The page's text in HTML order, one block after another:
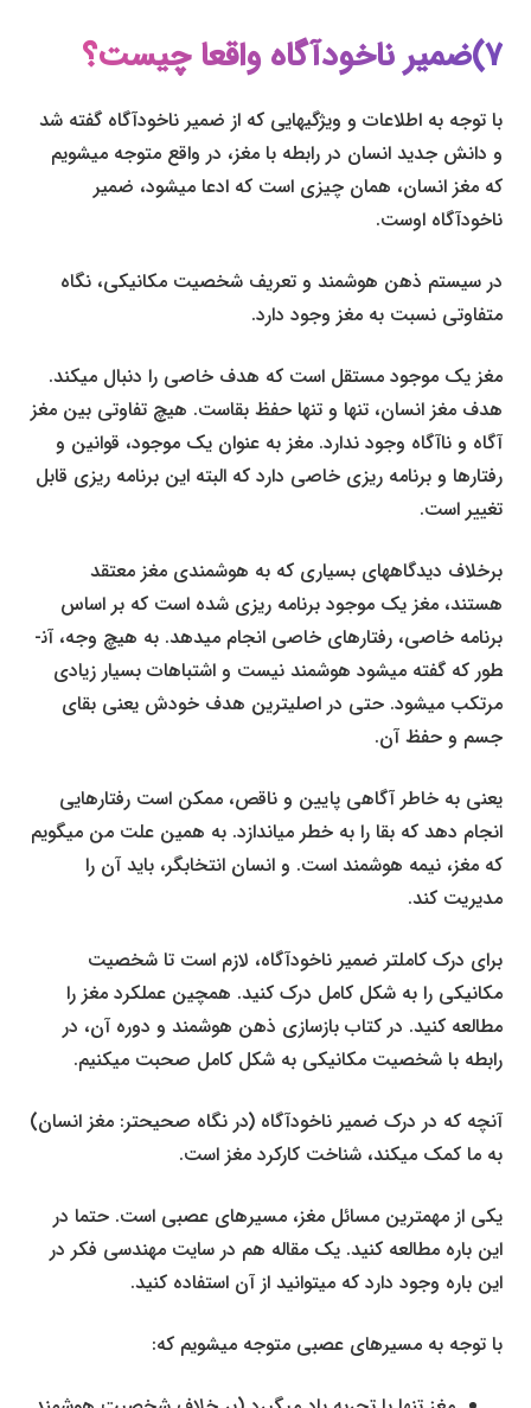
۷)ضمیر ناخودآگاه واقعا چیست؟
با توجه به اطلاعات و ویژگی­هایی که از ضمیر ناخودآگاه گفته شد
و دانش جدید انسان در رابطه با مغز، در واقع متوجه می­شویم
که مغز انسان­، همان چیزی است که ادعا می­شود، ضمیر
ناخودآگاه اوست.
در سیستم ذهن هوشمند و تعریف شخصیت مکانیکی، نگاه
متفاوتی نسبت به مغز وجود دارد.
مغز یک موجود مستقل است که هدف خاصی را دنبال می­کند.
هدف مغز انسان، تنها و تنها حفظ بقاست. هیچ تفاوتی بین مغز
آگاه و ناآگاه وجود ندارد. مغز به عنوان یک موجود، قوانین و
رفتارها و برنامه ریزی خاصی دارد که البته این برنامه ریزی قابل
تغییر است.
برخلاف دیدگاه­های بسیاری که به هوشمندی مغز معتقد
هستند، مغز یک موجود برنامه ریزی شده است که بر اساس
برنامه خاصی، رفتارهای خاصی انجام می­دهد. به هیچ وجه، آن­
طور که گفته می­شود هوشمند نیست و اشتباهات بسیار زیادی
مرتکب می­شود. حتی در اصلی­ترین هدف خودش یعنی بقای
جسم و حفظ آن.
یعنی به خاطر آگاهی پایین و ناقص، ممکن است رفتارهایی
انجام دهد که بقا را به خطر می­اندازد. به همین علت من می­گویم
که مغز، نیمه هوشمند است. و انسان انتخاب­گر، باید آن را
مدیریت کند.
برای درک کامل­تر ضمیر ناخودآگاه، لازم است تا شخصیت
مکانیکی را به شکل کامل درک کنید. همچین عملکرد مغز را
مطالعه کنید. در کتاب بازسازی ذهن هوشمند و دوره آن، در
رابطه با شخصیت مکانیکی به شکل کامل صحبت می­کنیم.
آن­چه که در درک ضمیر ناخودآگاه (در نگاه صحیح­تر: مغز انسان)
به ما کمک می­کند، شناخت کارکرد مغز است.
یکی از مهم­ترین مسائل مغز، مسیرهای عصبی است. حتما در
این باره مطالعه کنید. یک مقاله هم در سایت مهندسی فکر در
این باره وجود دارد که می­توانید از آن استفاده کنید.
با توجه به مسیرهای عصبی متوجه می­شویم که: